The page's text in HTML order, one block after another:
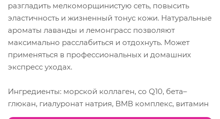
разгладить мелкоморщинистую сеть, повысить
эластичность и жизненный тонус кожи. Натуральные
ароматы лаванды и лемонграсс позволяют
максимально расслабиться и отдохнуть. Может
применяться в профессиональных и домашних
экспресс уходах.
Ингредиенты: морской коллаген, со Q10, бета–
глюкан, гиалуронат натрия, ВМВ комплекс, витамин
Е, аскорбил фосфат магния, арбутин, экстракт